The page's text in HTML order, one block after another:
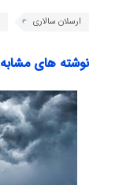
ارسلان سالاری
نوشته های مشابه